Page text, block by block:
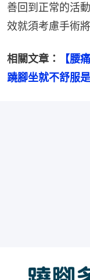
善回到正常的活
效就須考慮手術
相關文章：
【腰
蹺腳坐就不舒服